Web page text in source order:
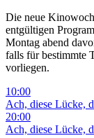
Die neue
entgültigen
Montag abend
falls für bestimmte
vorliegen.
10:00
Ach, diese Lücke,
20:00
Ach, diese Lücke,